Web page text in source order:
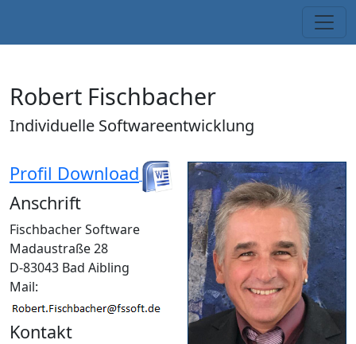
Robert Fischbacher
Individuelle Softwareentwicklung
Profil Download
Anschrift
Fischbacher Software
Madaustraße 28
D-83043 Bad Aibling
Mail:
Kontakt